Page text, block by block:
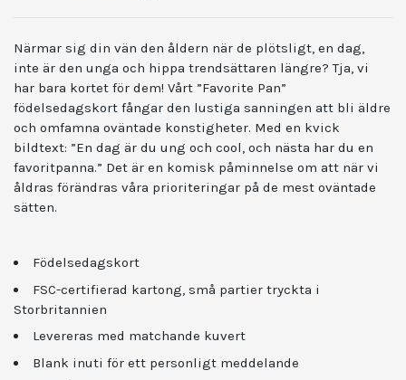
Närmar sig din vän den åldern när de plötsligt, en dag,
inte är den unga och hippa trendsättaren längre? Tja, vi
har bara kortet för dem! Vårt ”Favorite Pan”
födelsedagskort fångar den lustiga sanningen att bli äldre
och omfamna oväntade konstigheter. Med en kvick
bildtext: ”En dag är du ung och cool, och nästa har du en
favoritpanna.” Det är en komisk påminnelse om att när vi
åldras förändras våra prioriteringar på de mest oväntade
sätten.
Födelsedagskort
FSC-certifierad kartong, små partier tryckta i
Storbritannien
Levereras med matchande kuvert
Blank inuti för ett personligt meddelande